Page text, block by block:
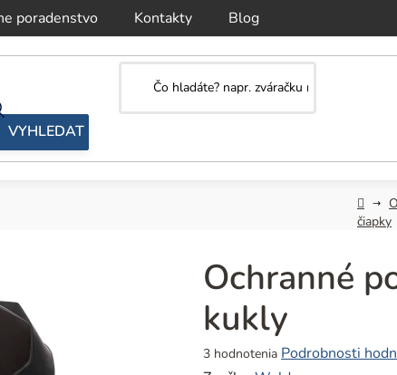
poradenstvo Kontakty Blog
čiapky
Ochranné
kukly
Priemerné
3 hodnotenia Podrobnosti